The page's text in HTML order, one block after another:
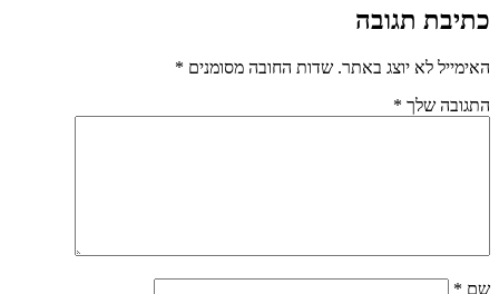
כתיבת תגובה
האימייל לא יוצג באתר. שדות החובה מסומנים *
התגובה שלך *
שם *